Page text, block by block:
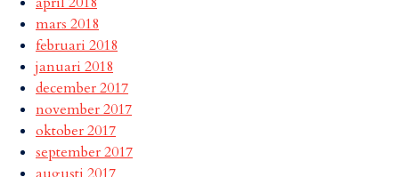
mars 2018
februari 2018
januari 2018
december 2017
november 2017
oktober 2017
september 2017